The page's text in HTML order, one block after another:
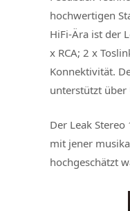
hochwertigen
HiFi-Ära ist der
x RCA; 2 x
Konnektivität.
unterstützt über
Der Leak
mit jener
hochgeschätzt